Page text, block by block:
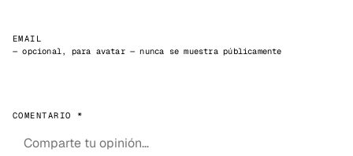
EMAIL
— opcional, para avatar — nunca se muestra públicamente
COMENTARIO *